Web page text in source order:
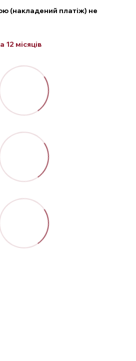
(накладений платіж) не
12 місяців